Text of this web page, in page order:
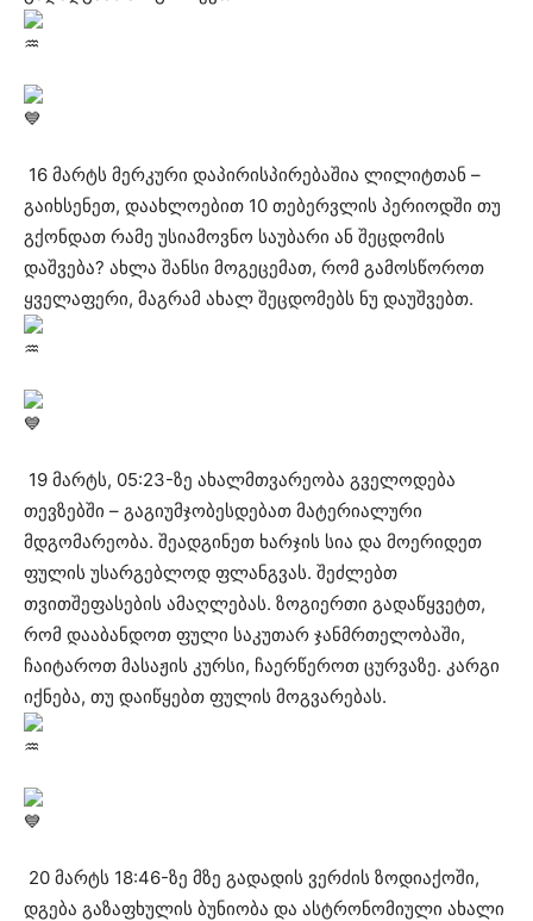
16 მარტს მერკური დაპირისპირებაშია ლილიტთან –
გაიხსენეთ, დაახლოებით 10 თებერვლის პერიოდში თუ
გქონდათ რამე უსიამოვნო საუბარი ან შეცდომის
დაშვება? ახლა შანსი მოგეცემათ, რომ გამოსწოროთ
ყველაფერი, მაგრამ ახალ შეცდომებს ნუ დაუშვებთ.
19 მარტს, 05:23-ზე ახალმთვარეობა გველოდება
თევზებში – გაგიუმჯობესდებათ მატერიალური
მდგომარეობა. შეადგინეთ ხარჯის სია და მოერიდეთ
ფულის უსარგებლოდ ფლანგვას. შეძლებთ
თვითშეფასების ამაღლებას. ზოგიერთი გადაწყვეტთ,
რომ დააბანდოთ ფული საკუთარ ჯანმრთელობაში,
ჩაიტაროთ მასაჟის კურსი, ჩაერწეროთ ცურვაზე. კარგი
იქნება, თუ დაიწყებთ ფულის მოგვარებას.
20 მარტს 18:46-ზე მზე გადადის ვერძის ზოდიაქოში,
დგება გაზაფხულის ბუნიობა და ასტრონომიული ახალი